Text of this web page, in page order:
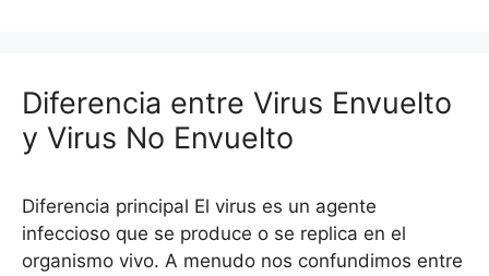
Diferencia entre Virus Envuelto
y Virus No Envuelto
Diferencia principal El virus es un agente
infeccioso que se produce o se replica en el
organismo vivo. A menudo nos confundimos entre